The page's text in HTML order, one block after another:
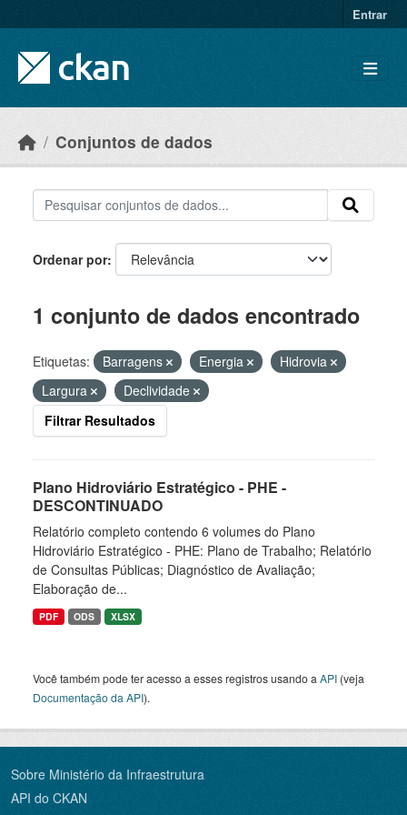
Entrar
Conjuntos de dados
Ordenar por
1 conjunto de dados encontrado
Etiquetas: Barragens Energia
Hidrovia
Largura
Declividade
Filtrar Resultados
Plano Hidroviário Estratégico - PHE -
DESCONTINUADO
Relatório completo contendo 6 volumes do Plano
Hidroviário Estratégico - PHE: Plano de Trabalho; Relatório
de Consultas Públicas; Diagnóstico de Avaliação;
Elaboração de...
PDF ODS XLSX
Você também pode ter acesso a esses registros usando a API (veja
Documentação da API).
Sobre Ministério da Infraestrutura
API do CKAN